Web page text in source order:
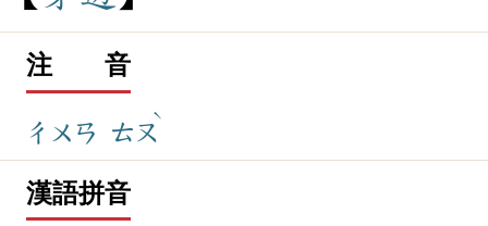
注 音
ㄔㄨㄢ ㄊㄡ
ˋ
漢語拼音